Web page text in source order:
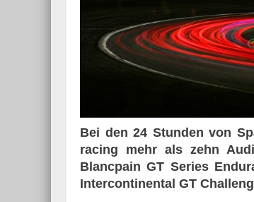
Bei den 24 Stunden von
racing mehr als zehn
Blancpain GT Series
Intercontinental GT